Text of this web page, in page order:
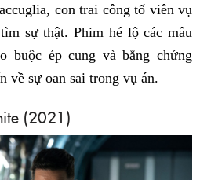
con trai công tố viên vụ
sự thật. Phim hé lộ các mâu
buộc ép cung và bằng chứng
về sự oan sai trong vụ án.
(2021)